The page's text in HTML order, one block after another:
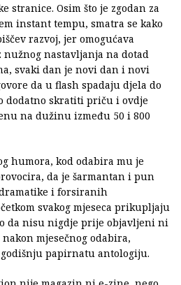
stranice. Osim što je zgodan za
instant tempu, smatra se kako
razvoj, jer omogućava
nužnog nastavljanja na dotad
svaki dan je novi dan i novi
da u flash spadaju djela do
dodatno skratiti priču i ovdje
na dužinu između 50 i 800
humora, kod odabira mu je
da je šarmantan i pun
i forsiranih
svakog mjeseca prikupljaju
da nisu nigdje prije objavljeni ni
mjesečnog odabira,
papirnatu antologiju.